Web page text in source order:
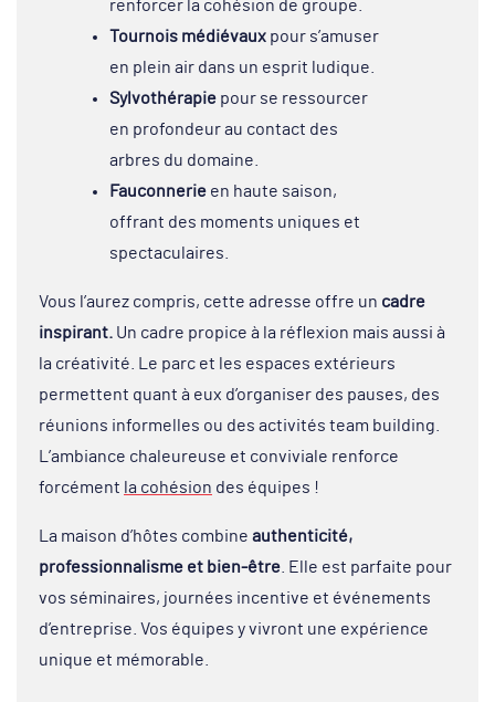
renforcer la cohésion de groupe.
Tournois médiévaux pour s’amuser
en plein air dans un esprit ludique.
Sylvothérapie pour se ressourcer
en profondeur au contact des
arbres du domaine.
Fauconnerie en haute saison,
offrant des moments uniques et
spectaculaires.
Vous l’aurez compris, cette adresse offre un cadre
inspirant. Un cadre propice à la réflexion mais aussi à
la créativité. Le parc et les espaces extérieurs
permettent quant à eux d’organiser des pauses, des
réunions informelles ou des activités team building.
L’ambiance chaleureuse et conviviale renforce
forcément la cohésion des équipes !
La maison d’hôtes combine authenticité,
professionnalisme et bien-être. Elle est parfaite pour
vos séminaires, journées incentive et événements
d’entreprise. Vos équipes y vivront une expérience
unique et mémorable.